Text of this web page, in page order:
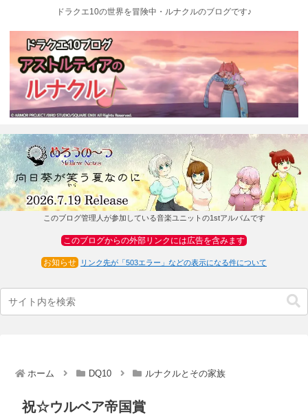
ドラクエ10の世界を冒険中・ルナクルのブログです♪
このブログ管理人が参加している音楽ユニットの1stアルバムです
このブログからの外部リンクには広告を含みます
お知らせ リンク先が「503エラー」などの表示になる件について
ホーム DQ10 ルナクルとその家族
祝☆ウルベア帝国賞